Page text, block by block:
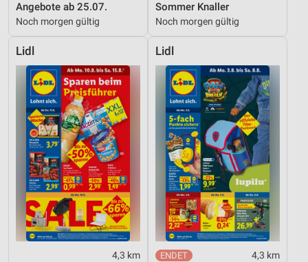
Angebote ab 25.07.
Noch morgen gültig
Sommer Knaller
Noch morgen gültig
Lidl
4,3 km
Lidl
4,3 km